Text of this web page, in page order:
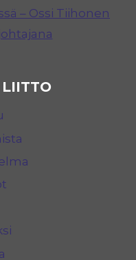
– Ossi Tiihonen